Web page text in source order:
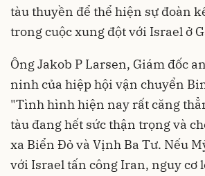
tàu thuyền để thể hiện sự đoàn
trong cuộc xung đột với Israel ở
Ông Jakob P Larsen, Giám đốc
ninh của hiệp hội vận chuyển
"Tình hình hiện nay rất căng
tàu đang hết sức thận trọng và
xa Biển Đỏ và Vịnh Ba Tư. Nếu
với Israel tấn công Iran, nguy cơ